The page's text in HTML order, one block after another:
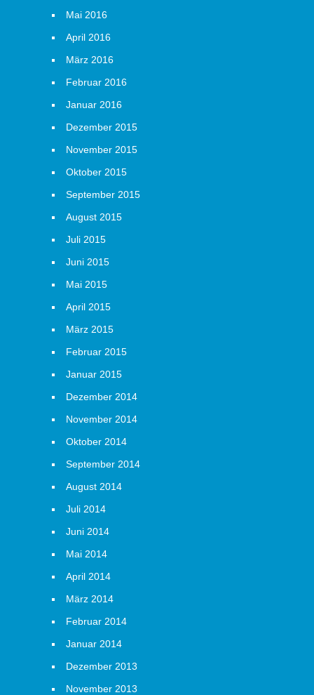
Mai 2016
April 2016
März 2016
Februar 2016
Januar 2016
Dezember 2015
November 2015
Oktober 2015
September 2015
August 2015
Juli 2015
Juni 2015
Mai 2015
April 2015
März 2015
Februar 2015
Januar 2015
Dezember 2014
November 2014
Oktober 2014
September 2014
August 2014
Juli 2014
Juni 2014
Mai 2014
April 2014
März 2014
Februar 2014
Januar 2014
Dezember 2013
November 2013